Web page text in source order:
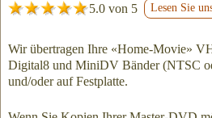
5.0 von 5 Lesen Sie
Wir übertragen Ihre «Home-Movie»
Digital8 und MiniDV Bänder (NTSC
und/oder auf Festplatte.